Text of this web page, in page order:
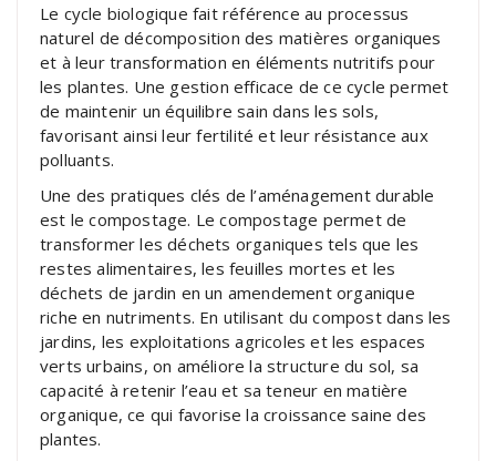
Le cycle biologique fait référence au processus
naturel de décomposition des matières organiques
et à leur transformation en éléments nutritifs pour
les plantes. Une gestion efficace de ce cycle permet
de maintenir un équilibre sain dans les sols,
favorisant ainsi leur fertilité et leur résistance aux
polluants.
Une des pratiques clés de l’aménagement durable
est le compostage. Le compostage permet de
transformer les déchets organiques tels que les
restes alimentaires, les feuilles mortes et les
déchets de jardin en un amendement organique
riche en nutriments. En utilisant du compost dans les
jardins, les exploitations agricoles et les espaces
verts urbains, on améliore la structure du sol, sa
capacité à retenir l’eau et sa teneur en matière
organique, ce qui favorise la croissance saine des
plantes.